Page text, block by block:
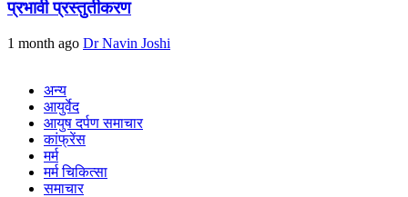
प्रभावी प्रस्तुतीकरण
1 month ago Dr Navin Joshi
अन्य
आयुर्वेद
आयुष दर्पण समाचार
कांफ्रेंस
मर्म
मर्म चिकित्सा
समाचार